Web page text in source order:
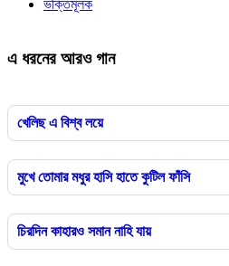
ভক্তিমূলক
এ ধরনের আরও গান
খেলিছ এ বিশ্ব লয়ে
মুখে তোমার মধুর হাসি হাতে কুটিল ফাঁসি
চিরদিন কাহারও সমান নাহি যায়